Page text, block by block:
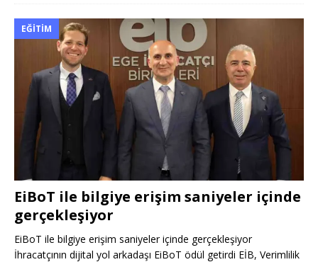
EĞITIM
EiBoT ile bilgiye erişim saniyeler içinde
gerçekleşiyor
EiBoT ile bilgiye erişim saniyeler içinde gerçekleşiyor
İhracatçının dijital yol arkadaşı EiBoT ödül getirdi EİB, Verimlilik